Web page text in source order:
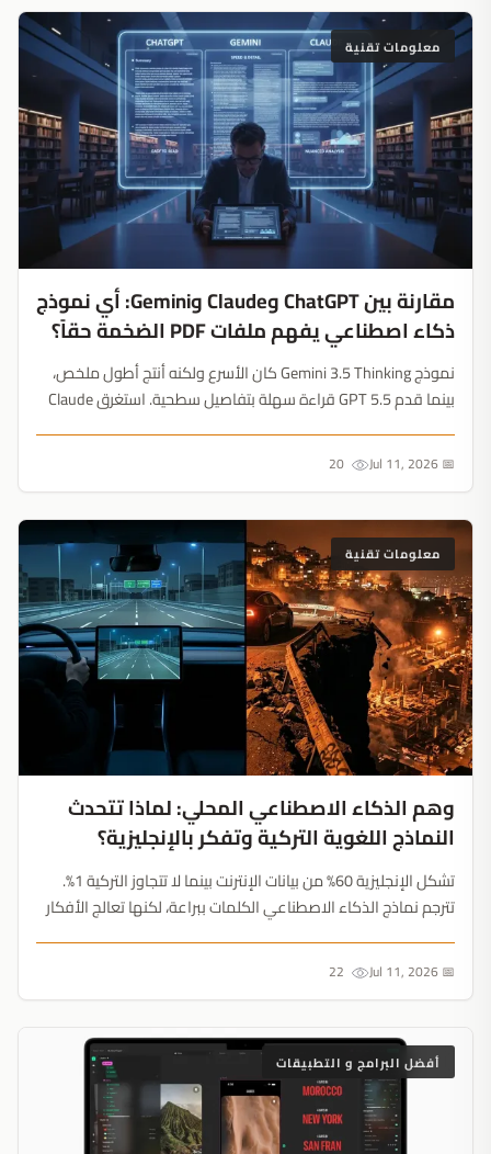
معلومات تقنية
مقارنة بين ChatGPT وClaude وGemini: أي نموذج
ذكاء اصطناعي يفهم ملفات PDF الضخمة حقاً؟
نموذج Gemini 3.5 Thinking كان الأسرع ولكنه أنتج أطول ملخص،
بينما قدم GPT 5.5 قراءة سهلة بتفاصيل سطحية. استغرق Claude
السرعة لا تعني دائماً الكفاءة في تحليل المستندات....📅 Jul 11, 2026
معلومات تقنية
وهم الذكاء الاصطناعي المحلي: لماذا تتحدث
النماذج اللغوية التركية وتفكر بالإنجليزية؟
تشكل الإنجليزية 60% من بيانات الإنترنت بينما لا تتجاوز التركية 1%.
تترجم نماذج الذكاء الاصطناعي الكلمات ببراعة، لكنها تعالج الأفكار
من مجرد واجهة محلية....📅 Jul 11, 2026
أفضل البرامج و التطبيقات